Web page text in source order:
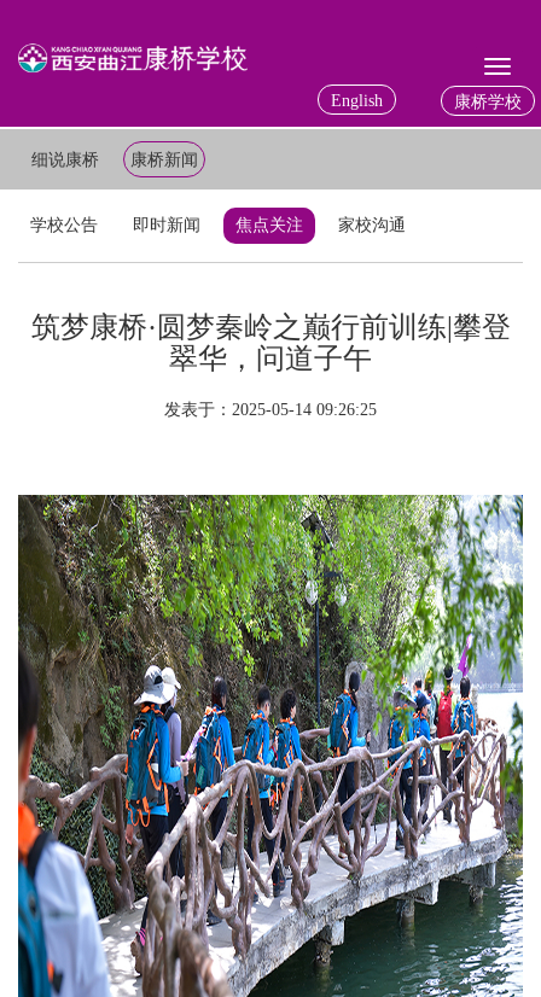
康桥学校
English
细说康桥 康桥新闻
学校公告 即时新闻 焦点关注 家校沟通
筑梦康桥·圆梦秦岭之巅行前训练|攀登
翠华，问道子午
发表于：2025-05-14 09:26:25